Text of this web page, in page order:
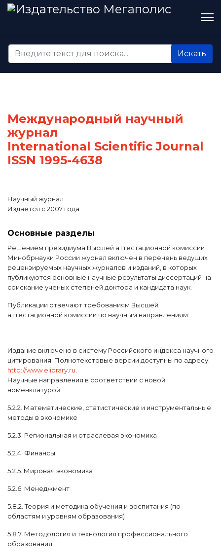
Искать... Искать
Международный научный
журнал
International Scientific Journal
ISSN 1995-4638
Научный журнал
Издается с 2007 года
Основные разделы
Решением президиума Высшей аттестационной комиссии
Минобрнауки России журнал включен в перечень ведущих
рецензируемых научных журналов и изданий, в которых
публикуются основные научные результаты диссертаций на
соискание ученых степеней доктора и кандидата наук.
Публикации отвечают требованиям Высшей
аттестационной комиссии по научным направлениям:
Издание включено в систему Российского индекса научного
цитирования. Полнотекстовые версии доступны по адресу:
http://www.elibrary.ru
Научные направления в соответствии с новой
номенклатурой:
5.2.2. Математические, статистические и инструментальные
методы в экономике
5.2.3. Региональная и отраслевая экономика
5.2.4. Финансы
5.2.5. Мировая экономика
5.2.6. Менеджмент
5.8.2. Теория и методика обучения и воспитания (по
областям и уровням образования)
5.8.7. Методология и технология профессионального
образования